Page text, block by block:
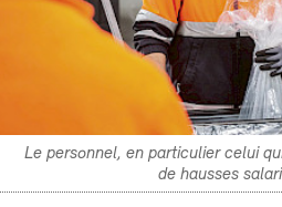
Le personnel, en particulier celui
de hausses